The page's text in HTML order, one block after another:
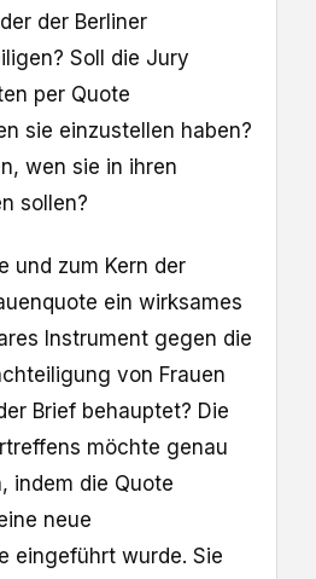
der Berliner
Soll die Jury
per Quote
sie einzustellen haben?
wen sie in ihren
sollen?
und zum Kern der
ein wirksames
Instrument gegen die
von Frauen
Brief behauptet? Die
möchte genau
indem die Quote
neue
eingeführt wurde. Sie